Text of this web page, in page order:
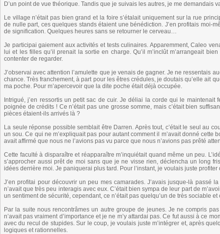
D’un point de vue théorique. Tandis que je suivais les autres, je me demandais
Le village n’était pas bien grand et la foire s’étalait uniquement sur la rue
de nulle part, ces quelques stands étaient une bénédiction. J’en profitais moi-
de signification. Quelques heures sans se retourner le cerveau…
Je participai gaiement aux activités et tests culinaires. Apparemment, Caleo
lui et les filles qu’il prenait la sortie en charge. Qu’il m’inclût m’arrangeait
contenter de regarder.
J’observai avec attention l’amulette que je venais de gagner. Je ne ressentais
chance. Très franchement, à part pour les êtres crédules, je doutais qu’elle ait
ma poche. Pour m’apercevoir que la dite poche était déjà occupée.
Intrigué, j’en ressortis un petit sac de cuir. Je déliai la corde qui le maintenait
poignée de crédits ! Ce n’était pas une grosse somme, mais c’était bien
pièces étaient-ils arrivés là ?
La seule réponse possible semblait être Darren. Après tout, c’était le seul au
un sou. Ce qui ne m’expliquait pas pour autant comment il m’avait donné cette
avait affirmé que nous ne l’avions pas vu parce que nous n’avions pas prêté
Cette faculté à disparaître et réapparaître m’inquiétait quand même un peu.
s’approcher aussi prêt de moi sans que je ne visse rien, déclencha un long
idées derrière moi. Je paniquerai plus tard. Pour l’instant, je voulais juste profiter
J’en profitai pour découvrir un peu mes camarades. J’avais jusque-là passé
n’avait que très peu interagis avec eux. C’était bien sympa de leur part de
un sentiment de sécurité, cependant, ce n’était pas quelqu’un de très sociable
Par la suite nous rencontrâmes un autre groupe de jeunes. Je ne compris
n’avait pas vraiment d’importance et je ne m’y attardai pas. Ce fut aussi à ce
avec du recul de stupides. Sur le coup, je voulais juste m’intégrer et, après
logiques et rationnelles.